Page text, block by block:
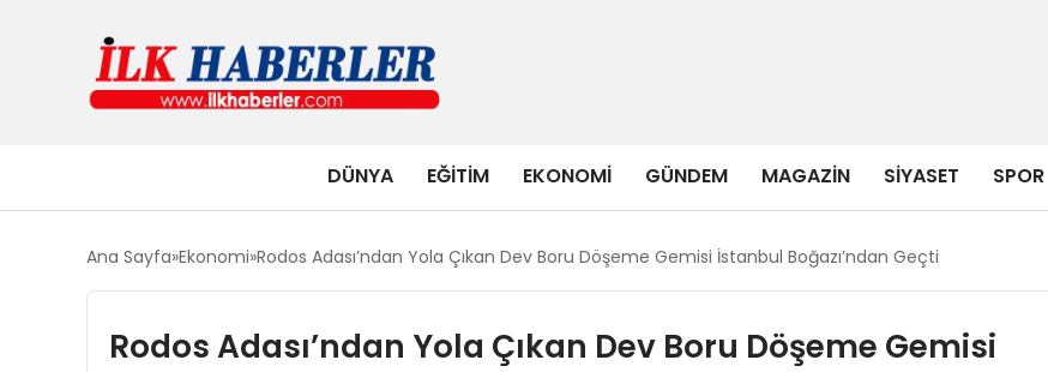
DÜNYA EĞITIM EKONOMI GÜNDEM MAGAZIN SIYASET SPOR
Ana Sayfa Ekonomi Rodos Adası’ndan Yola Çıkan Dev Boru Döşeme Gemisi İstanbul Boğazı’ndan Geçti
Rodos Adası’ndan Yola Çıkan Dev Boru Döşeme Gemisi